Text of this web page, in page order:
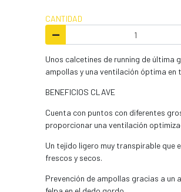
CANTIDAD
Unos calcetines de running de última
ampollas y una ventilación óptima en
BENEFICIOS CLAVE
Cuenta con puntos con diferentes
proporcionar una ventilación
Un tejido ligero muy transpirable que
frescos y secos.
Prevención de ampollas gracias a un